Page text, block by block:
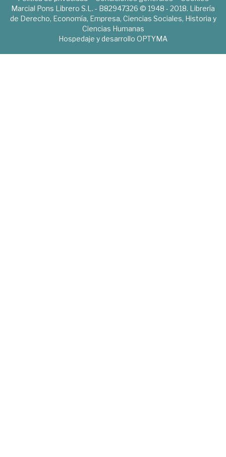
Marcial Pons Librero S.L. - B82947326 © 1948 - 2018. Librería
de Derecho, Economía, Empresa, Ciencias Sociales, Historia y
Ciencias Humanas
Hospedaje y desarrollo OPTYMA